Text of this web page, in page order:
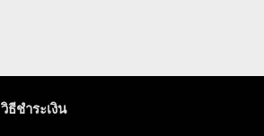
วิธีชำระเงิน